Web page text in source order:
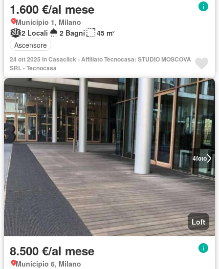
1.600 €/al mese
Municipio 1, Milano
2 Locali
2 Bagni
45 m²
Ascensore
24 ott 2025 in Casaclick - Affiliato Tecnocasa: STUDIO MOSCOVA
SRL - Tecnocasa
4foto
Loft
8.500 €/al mese
Municipio 6, Milano